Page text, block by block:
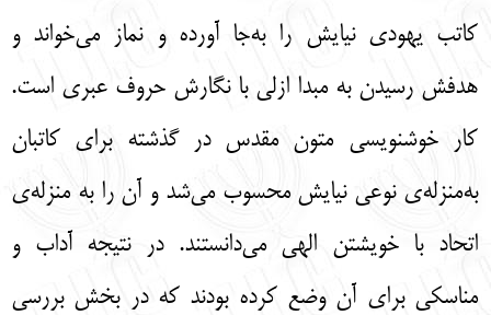
کاتب یهودی نیایش را به‌جا آورده و نماز می‌خواند و
هدفش رسیدن به مبدا ازلی با نگارش حروف عبری است.
کار خوشنویسی متون مقدس در گذشته برای کاتبان
به‌منزله‌ی نوعی نیایش محسوب می‌شد و آن را به منزله‌ی
اتحاد با خویشتن الهی می‌دانستند. در نتیجه آداب و
مناسکی برای آن وضع کرده بودند که در بخش بررسی